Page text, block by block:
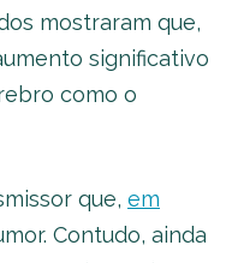
mostraram que,
significativo
como o
que, em
Contudo, ainda